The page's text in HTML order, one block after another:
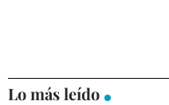
Lo más leído